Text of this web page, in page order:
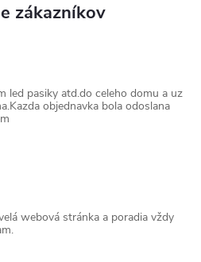
zákazníkov
led pasiky atd.do celeho domu a uz
objednavka bola odoslana
webová stránka a poradia vždy